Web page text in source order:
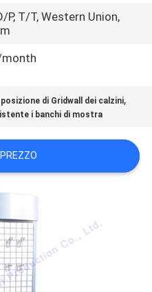
P, T/T, Western Union,
month
di Gridwall dei calzini,
i banchi di mostra